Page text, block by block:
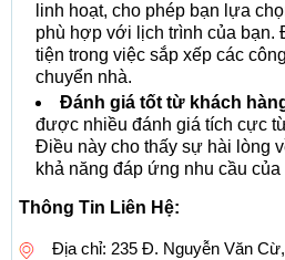
linh hoạt, cho phép bạn lựa
phù hợp với lịch trình của bạn.
tiện trong việc sắp xếp các
chuyển nhà.
Đánh giá tốt từ khách
được nhiều đánh giá tích cực
Điều này cho thấy sự hài lòng
khả năng đáp ứng nhu cầu của
Thông Tin Liên Hệ:
Địa chỉ: 235 Đ. Nguyễn Văn